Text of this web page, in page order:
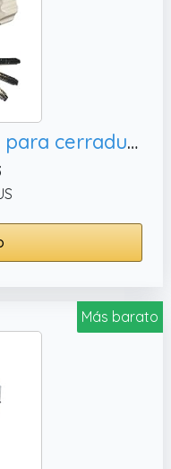
ABUS EC550 - Cilindro para cerradura (28 y 34 mm, incluye 5 llaves)
Más barato